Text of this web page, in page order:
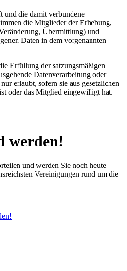
und die damit verbundene
die Mitglieder der Erhebung,
Übermittlung) und
Daten in dem vorgenannten
Erfüllung der satzungsmäßigen
Datenverarbeitung oder
erlaubt, sofern sie aus gesetzlichen
oder das Mitglied eingewilligt hat.
werden!
und werden Sie noch heute
Vereinigungen rund um die